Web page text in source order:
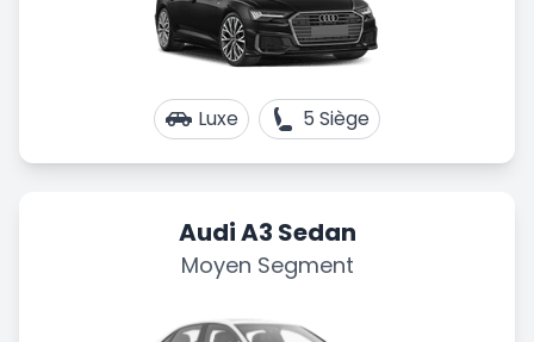
Luxe 5 Siège
Audi A3 Sedan
Moyen Segment